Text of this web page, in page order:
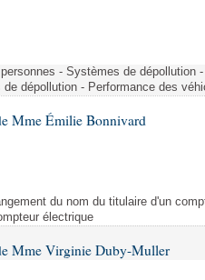
lois
- Systèmes de dépollution
dépollution - Performance des
Mme Émilie Bonnivard
du nom du titulaire d'un
électrique
Mme Virginie Duby-Muller